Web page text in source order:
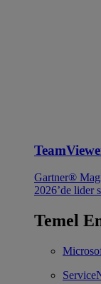
Gartner®
2026’de lider
Temel